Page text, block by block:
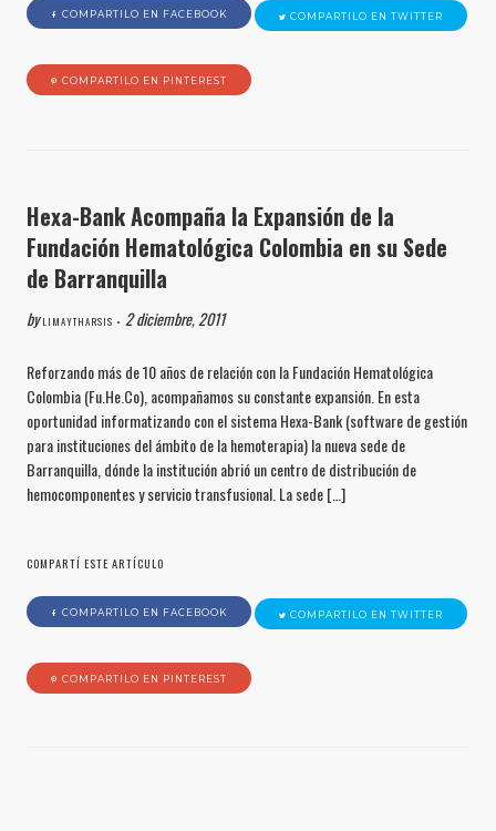
COMPARTILO EN FACEBOOK COMPARTILO EN TWITTER
COMPARTILO EN PINTEREST
Hexa-Bank Acompaña la Expansión de la
Fundación Hematológica Colombia en su Sede
de Barranquilla
by LIMAYTHARSIS • 2 diciembre, 2011
Reforzando más de 10 años de relación con la Fundación Hematológica
Colombia (Fu.He.Co), acompañamos su constante expansión. En esta
oportunidad informatizando con el sistema Hexa-Bank (software de gestión
para instituciones del ámbito de la hemoterapia) la nueva sede de
Barranquilla, dónde la institución abrió un centro de distribución de
hemocomponentes y servicio transfusional. La sede […]
COMPARTÍ ESTE ARTÍCULO
COMPARTILO EN FACEBOOK COMPARTILO EN TWITTER
COMPARTILO EN PINTEREST